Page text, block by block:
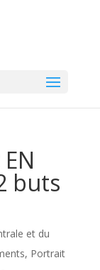
buts
et du
, Portrait